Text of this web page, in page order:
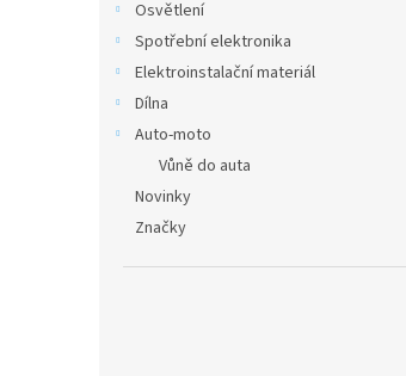
Osvětlení
Spotřební elektronika
Elektroinstalační materiál
Dílna
Auto-moto
Vůně do auta
Novinky
Značky